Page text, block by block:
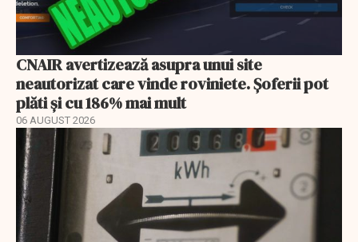
CNAIR avertizează asupra unui site
neautorizat care vinde roviniete. Șoferii pot
plăti și cu 186% mai mult
06 AUGUST 2026